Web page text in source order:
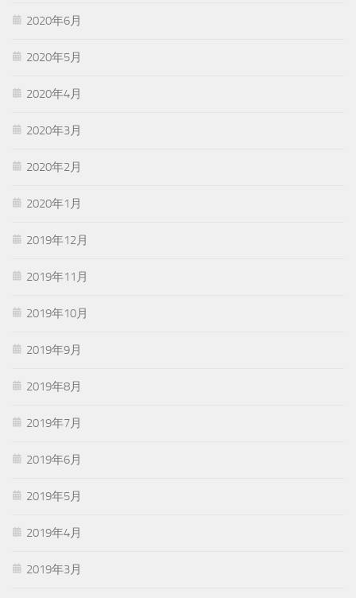
2020年6月
2020年5月
2020年4月
2020年3月
2020年2月
2020年1月
2019年12月
2019年11月
2019年10月
2019年9月
2019年8月
2019年7月
2019年6月
2019年5月
2019年4月
2019年3月